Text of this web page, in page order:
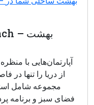
مجموعه شامل
فضای سبز و برنامه